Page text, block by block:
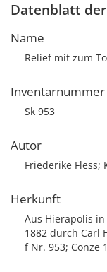
Datenblatt
Name
Relief mit zum
Inventarnummer
Sk 953
Autor
Friederike Fless;
Herkunft
Aus Hierapolis
1882 durch Carl
f Nr. 953; Conze